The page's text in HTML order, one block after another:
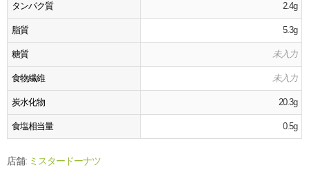
タンパク質 2.4g
脂質 5.3g
糖質 未入力
食物繊維 未入力
炭水化物 20.3g
食塩相当量 0.5g
店舗: ミスタードーナツ